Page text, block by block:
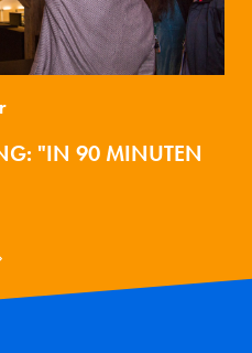
"IN 90 MINUTEN